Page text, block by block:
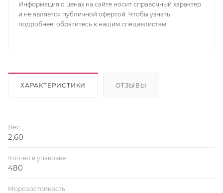
Информация о ценах на сайте носит справочный характер
и не является публичной офертой. Чтобы узнать
подробнее, обратитесь к нашим специалистам.
ХАРАКТЕРИСТИКИ ОТЗЫВЫ
Вес
2,60
Кол-во в упаковке
480
Морозостойкость